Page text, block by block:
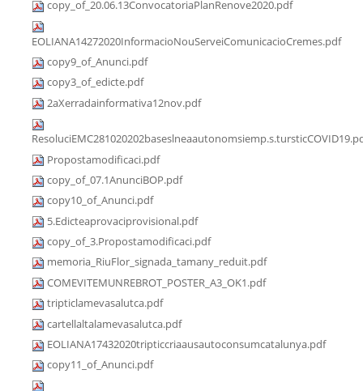
copy_of_20.06.13ConvocatoriaPlanRenove2020.pdf
EOLIANA14272020InformacioNouServeiComunicacioCremes.pdf
copy9_of_Anunci.pdf
copy3_of_edicte.pdf
2aXerradainformativa12nov.pdf
Propostamodificaci.pdf
copy_of_07.1AnunciBOP.pdf
copy10_of_Anunci.pdf
5.Edicteaprovaciprovisional.pdf
copy_of_3.Propostamodificaci.pdf
memoria_RiuFlor_signada_tamany_reduit.pdf
COMEVITEMUNREBROT_POSTER_A3_OK1.pdf
tripticlamevasalutca.pdf
cartellaltalamevasalutca.pdf
EOLIANA17432020tripticcriaausautoconsumcatalunya.pdf
copy11_of_Anunci.pdf